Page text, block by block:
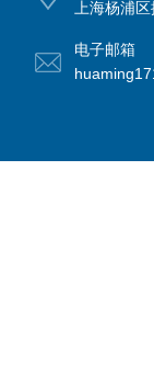
上海杨浦
电子邮箱